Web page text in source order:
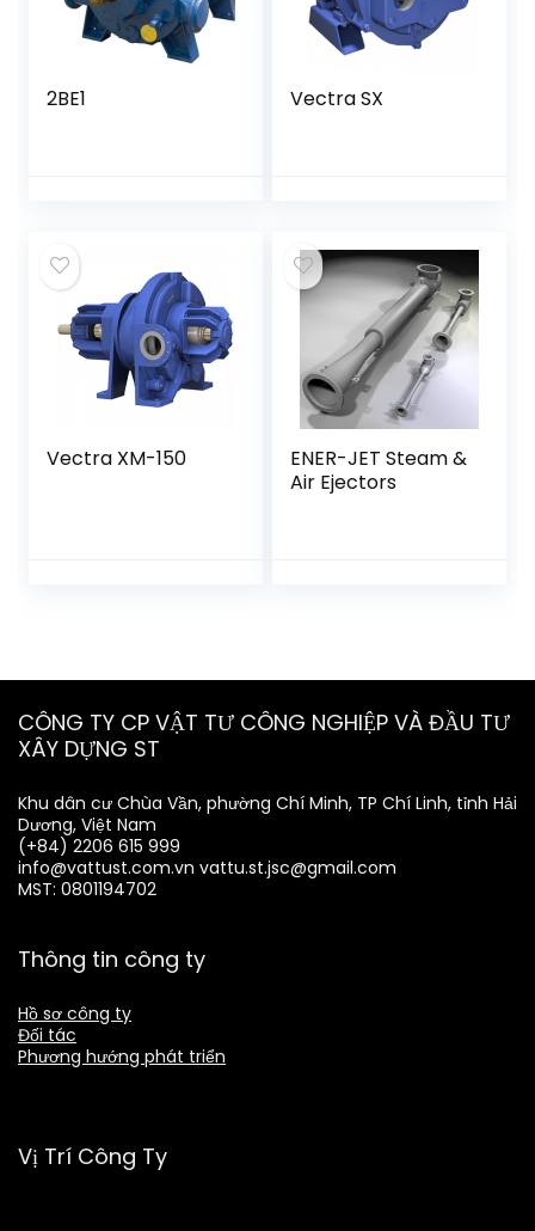
2BE1 Vectra SX
Vectra XM-150
ENER-JET Steam &
Air Ejectors
CÔNG TY CP VẬT TƯ CÔNG NGHIỆP VÀ ĐẦU TƯ
XÂY DỰNG ST
Khu dân cư Chùa Vần, phường Chí Minh, TP Chí Linh, tỉnh Hải
Dương, Việt Nam
(+84) 2206 615 999
info@vattust.com.vn vattu.st.jsc@gmail.com
MST: 0801194702
Thông tin công ty
Hồ sơ công ty
Đối tác
Phương hướng phát triển
Vị Trí Công Ty